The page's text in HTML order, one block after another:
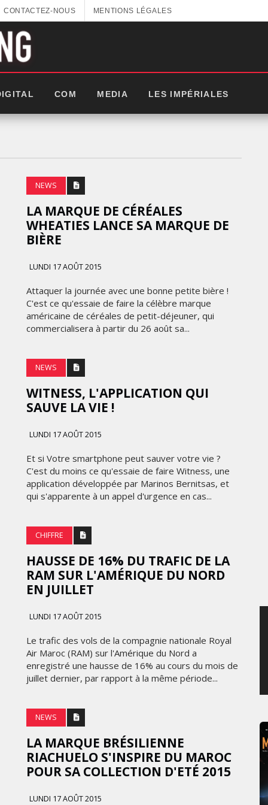
CONTACTEZ-NOUS MENTIONS LÉGALES
COM MEDIA LES IMPÉRIALES
NEWS
LA MARQUE DE CÉRÉALES
WHEATIES LANCE SA MARQUE DE
BIÈRE
LUNDI 17 AOÛT 2015
Attaquer la journée avec une bonne petite bière !
C'est ce qu'essaie de faire la célèbre marque
américaine de céréales de petit-déjeuner, qui
commercialisera à partir du 26 août sa...
NEWS
WITNESS, L'APPLICATION QUI
SAUVE LA VIE !
LUNDI 17 AOÛT 2015
Et si Votre smartphone peut sauver votre vie ?
C'est du moins ce qu'essaie de faire Witness, une
application développée par Marinos Bernitsas, et
qui s'apparente à un appel d'urgence en cas...
CHIFFRE
HAUSSE DE 16% DU TRAFIC DE LA
RAM SUR L'AMÉRIQUE DU NORD
EN JUILLET
LUNDI 17 AOÛT 2015
Le trafic des vols de la compagnie nationale Royal
Air Maroc (RAM) sur l'Amérique du Nord a
enregistré une hausse de 16% au cours du mois de
juillet dernier, par rapport à la même période...
NEWS
LA MARQUE BRÉSILIENNE
RIACHUELO S'INSPIRE DU MAROC
POUR SA COLLECTION D'ETÉ 2015
LUNDI 17 AOÛT 2015
GITEX AFRICA : LES NOUVELLES
FRONTIÈRES DE
L’INNOVATION AFRICAINE
LUNDI 6 AVRIL 2026
WEDGEWOOD WEDDINGS MISE
SUR UNE CAMPAGNE
NATIONALE POUR
MARIAGE